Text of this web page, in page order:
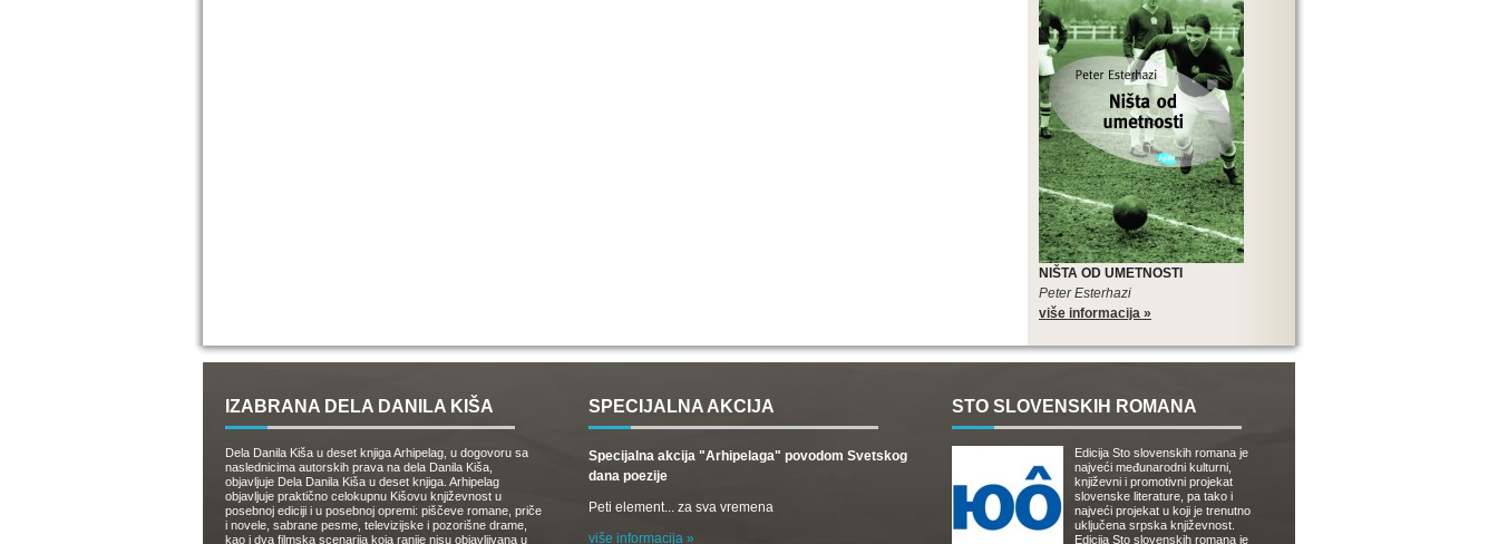
NIŠTA OD UMETNOSTI
Peter Esterhazi
više informacija »
IZABRANA DELA DANILA KIŠA
Dela Danila Kiša u deset knjiga Arhipelag, u dogovoru sa
naslednicima autorskih prava na dela Danila Kiša,
objavljuje Dela Danila Kiša u deset knjiga. Arhipelag
objavljuje praktično celokupnu Kišovu književnost u
posebnoj ediciji i u posebnoj opremi: piščeve romane, priče
i novele, sabrane pesme, televizijske i pozorišne drame,
kao i dva filmska scenarija koja ranije nisu objavljivana u
SPECIJALNA AKCIJA
Specijalna akcija "Arhipelaga" povodom Svetskog
dana poezije
Peti element... za sva vremena
više informacija »
STO SLOVENSKIH ROMANA
Edicija Sto slovenskih romana je
najveći međunarodni kulturni,
književni i promotivni projekat
slovenske literature, pa tako i
najveći projekat u koji je trenutno
uključena srpska književnost.
Edicija Sto slovenskih romana je